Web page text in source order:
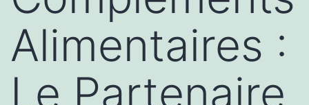
Alimentaires :
Le Partenaire